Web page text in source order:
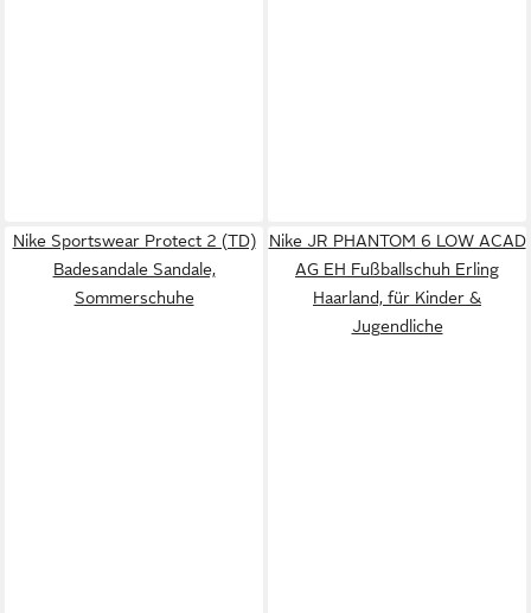
Nike Sportswear Protect 2 (TD)
Badesandale Sandale,
Sommerschuhe
Nike JR PHANTOM 6 LOW ACAD
AG EH Fußballschuh Erling
Haarland, für Kinder &
Jugendliche